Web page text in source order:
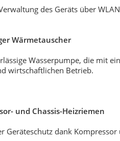
des Geräts über
Wärmetauscher
Wasserpumpe, die mit
wirtschaftlichen Betrieb.
und Chassis-Heizriemen
Geräteschutz dank Kompressor